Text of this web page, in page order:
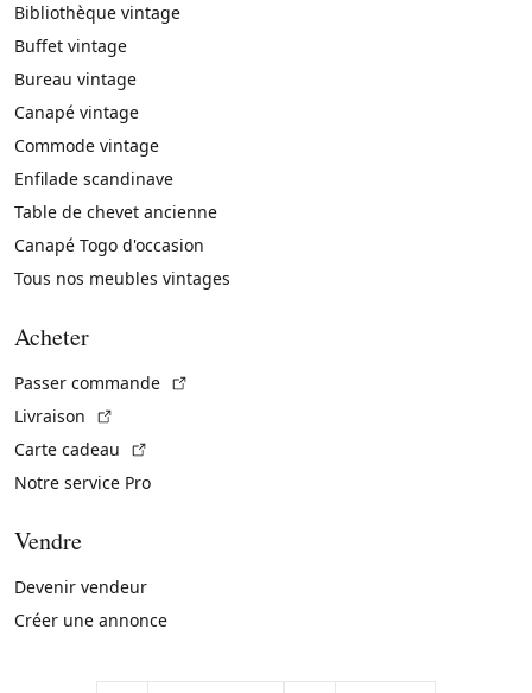
Bibliothèque vintage
Buffet vintage
Bureau vintage
Canapé vintage
Commode vintage
Enfilade scandinave
Table de chevet ancienne
Canapé Togo d'occasion
Tous nos meubles vintages
Acheter
Passer commande
Livraison
Carte cadeau
Notre service Pro
Vendre
Devenir vendeur
Créer une annonce